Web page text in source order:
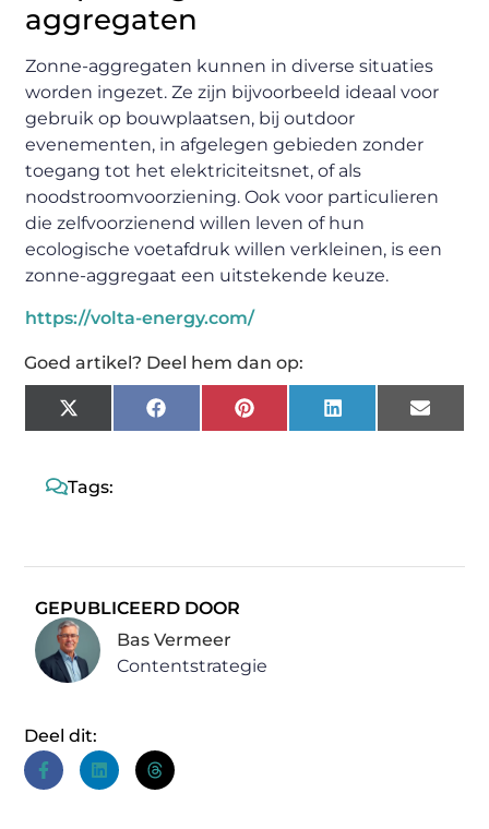
aggregaten
Zonne-aggregaten kunnen in diverse situaties
worden ingezet. Ze zijn bijvoorbeeld ideaal voor
gebruik op bouwplaatsen, bij outdoor
evenementen, in afgelegen gebieden zonder
toegang tot het elektriciteitsnet, of als
noodstroomvoorziening. Ook voor particulieren
die zelfvoorzienend willen leven of hun
ecologische voetafdruk willen verkleinen, is een
zonne-aggregaat een uitstekende keuze.
https://volta-energy.com/
Goed artikel? Deel hem dan op:
X
(Twitter)
FacebookPinterestLinkedIn Email
Tags:
GEPUBLICEERD DOOR
Bas Vermeer
Contentstrategie
Deel dit: